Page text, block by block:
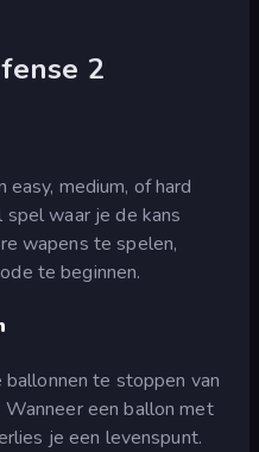
2
medium, of hard
spel waar je de kans
wapens te spelen,
te beginnen.
te stoppen van
een ballon met
je een levenspunt.